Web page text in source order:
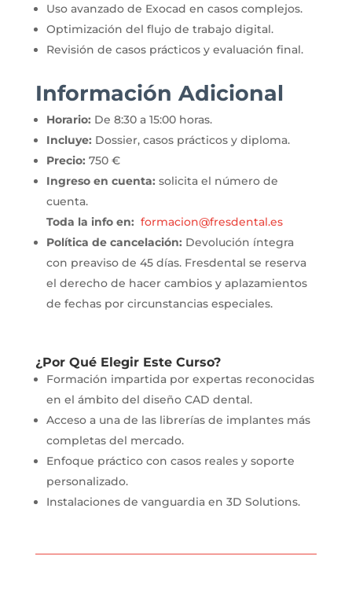
Uso avanzado de Exocad en casos complejos.
Optimización del flujo de trabajo digital.
Revisión de casos prácticos y evaluación final.
Información Adicional
Horario: De 8:30 a 15:00 horas.
Incluye: Dossier, casos prácticos y diploma.
Precio: 750 €
Ingreso en cuenta: solicita el número de
cuenta.
Toda la info en: formacion@fresdental.es
Política de cancelación: Devolución íntegra
con preaviso de 45 días. Fresdental se reserva
el derecho de hacer cambios y aplazamientos
de fechas por circunstancias especiales.
¿Por Qué Elegir Este Curso?
Formación impartida por expertas reconocidas
en el ámbito del diseño CAD dental.
Acceso a una de las librerías de implantes más
completas del mercado.
Enfoque práctico con casos reales y soporte
personalizado.
Instalaciones de vanguardia en 3D Solutions.